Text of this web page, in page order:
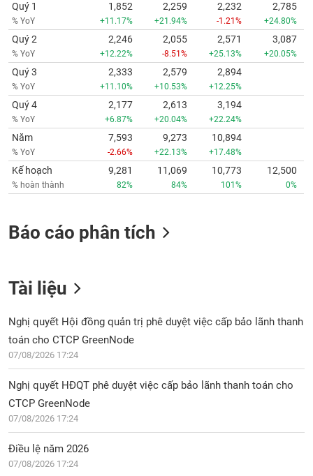
Quý 1
% YoY
1,852
+11.17%
2,259
+21.94%
2,232
-1.21%
2,785
+24.80%
Quý 2
% YoY
2,246
+12.22%
2,055
-8.51%
2,571
+25.13%
3,087
+20.05%
Quý 3
% YoY
2,333
+11.10%
2,579
+10.53%
2,894
+12.25%
Quý 4
% YoY
2,177
+6.87%
2,613
+20.04%
3,194
+22.24%
Năm
% YoY
7,593
-2.66%
9,273
+22.13%
10,894
+17.48%
Kế hoạch
% hoàn thành
9,281
82%
11,069
84%
10,773
101%
12,500
0%
Báo cáo phân tích
Tài liệu
Nghị quyết Hội đồng quản trị phê duyệt việc cấp bảo lãnh thanh
toán cho CTCP GreenNode
07/08/2026 17:24
Nghị quyết HĐQT phê duyệt việc cấp bảo lãnh thanh toán cho
CTCP GreenNode
07/08/2026 17:24
Điều lệ năm 2026
07/08/2026 17:24